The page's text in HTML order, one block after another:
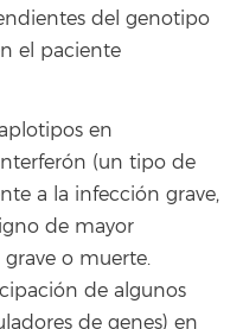
del genotipo
el paciente
en
(un tipo de
a la infección grave,
de mayor
o muerte.
de algunos
de genes) en